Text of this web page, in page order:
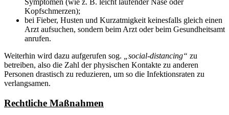
Symptomen (wie z. B. leicht laufender Nase oder
Kopfschmerzen);
bei Fieber, Husten und Kurzatmigkeit keinesfalls gleich einen
Arzt aufsuchen, sondern beim Arzt oder beim Gesundheitsamt
anrufen.
Weiterhin wird dazu aufgerufen sog.
„social-distancing“ zu
betreiben, also die Zahl der physischen Kontakte zu anderen
Personen drastisch zu reduzieren, um so die Infektionsraten zu
verlangsamen.
Rechtliche Maßnahmen